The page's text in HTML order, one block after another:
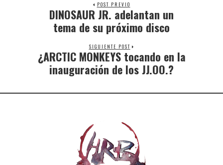
POST PREVIO
DINOSAUR JR. adelantan un
tema de su próximo disco
SIGUIENTE POST
¿ARCTIC MONKEYS tocando en la
inauguración de los JJ.OO.?